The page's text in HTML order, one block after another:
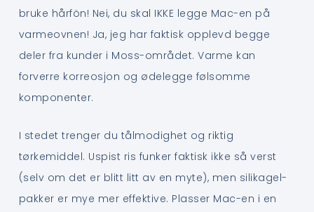
bruke hårfön! Nei, du skal IKKE legge Mac-en på
varmeovnen! Ja, jeg har faktisk opplevd begge
deler fra kunder i Moss-området. Varme kan
forverre korreosjon og ødelegge følsomme
komponenter.
I stedet trenger du tålmodighet og riktig
tørkemiddel. Uspist ris funker faktisk ikke så verst
(selv om det er blitt litt av en myte), men silikagel-
pakker er mye mer effektive. Plasser Mac-en i en